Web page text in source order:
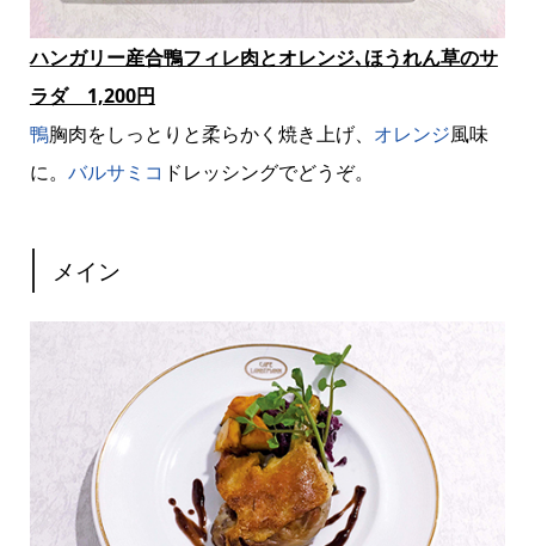
ハンガリー産合鴨フィレ肉とオレンジ､ほうれん草のサ
ラダ 1,200円
鴨胸肉をしっとりと柔らかく焼き上げ、 オレンジ風味
に。 バルサミコ ドレッシングでどうぞ。
メイン